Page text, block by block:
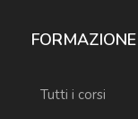
FORMAZIONE
Tutti i corsi